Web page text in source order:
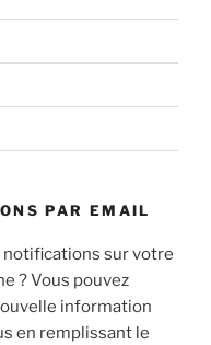
PAR EMAIL
notifications sur votre
? Vous pouvez
information
en remplissant le